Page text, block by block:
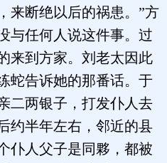
来断绝以后的祸患。”方
与任何人说这件事。过
来到方家。刘老太因此
蛇告诉她的那番话。于
二两银子，打发仆人去
约半年左右，邻近的县
仆人父子是同夥，都被